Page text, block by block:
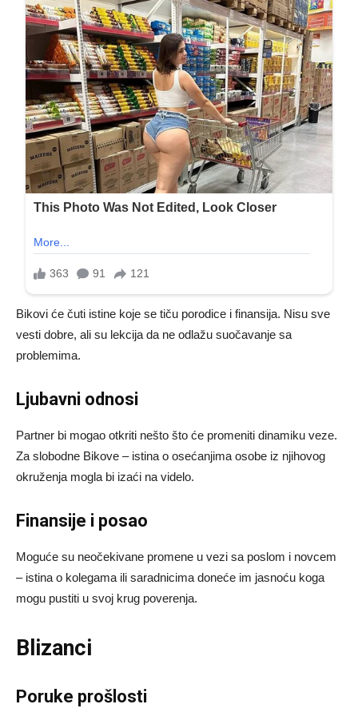
Bikovi će čuti istine koje se tiču porodice i finansija. Nisu sve
vesti dobre, ali su lekcija da ne odlažu suočavanje sa
problemima.
Ljubavni odnosi
Partner bi mogao otkriti nešto što će promeniti dinamiku veze.
Za slobodne Bikove – istina o osećanjima osobe iz njihovog
okruženja mogla bi izaći na videlo.
Finansije i posao
Moguće su neočekivane promene u vezi sa poslom i novcem
– istina o kolegama ili saradnicima doneće im jasnoću koga
mogu pustiti u svoj krug poverenja.
Blizanci
Poruke prošlosti